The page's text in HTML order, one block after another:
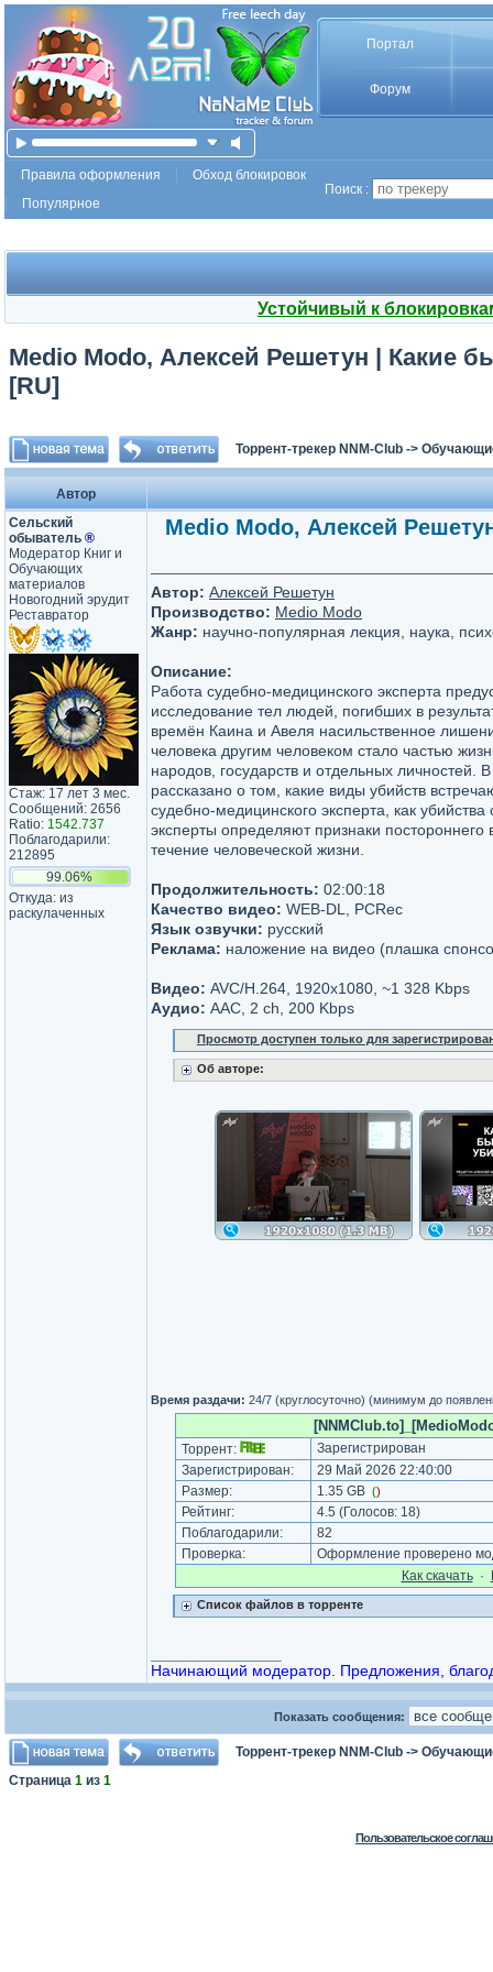
Портал
Форум
Правила оформления
Обход блокировок
Популярное
Поиск :
Устойчивый к
Medio Modo, Алексей Решетун | Какие
[RU]
Торрент-трекер NNM-Club ->
Автор
Сельский
обыватель ®
Модератор Книг и
Обучающих
материалов
Новогодний эрудит
Реставратор
Стаж: 17 лет 3 мес.
Сообщений: 2656
Ratio: 1542.737
Поблагодарили:
212895
99.06%
Откуда: из
раскулаченных
Medio Modo, Алексей
Автор: Алексей Решетун
Производство: Medio Modo
Жанр: научно-популярная лекция, наука,
Описание:
Работа судебно-медицинского эксперта
исследование тел людей, погибших в
времён Каина и Авеля насильственное
человека другим человеком стало частью
народов, государств и отдельных личностей.
рассказано о том, какие виды убийств
судебно-медицинского эксперта, как убийства
эксперты определяют признаки постороннего
течение человеческой жизни.
Продолжительность: 02:00:18
Качество видео: WEB-DL, PCRec
Язык озвучки: русский
Реклама: наложение на видео (плашка
Видео: AVC/H.264, 1920х1080, ~1 328 Kbps
Аудио: AAC, 2 ch, 200 Kbps
Просмотр доступен только для
Об авторе:
Время раздачи: 24/7 (круглосуточно) (минимум до
Торрент:
Зарегистрирован
Зарегистрирован:
29 Май 2026 22:40:00
Размер:
1.35 GB ()
Рейтинг: 4.5 (Голосов: 18)
Поблагодарили:
82
Проверка:
Оформление проверено
Как cкачать·
Список файлов в торренте
Начинающий модератор. Предложения,
Показать сообщения:
Торрент-трекер NNM-Club ->
Страница 1 из 1
Пользовательское